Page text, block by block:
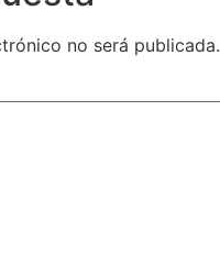
no será publicada.